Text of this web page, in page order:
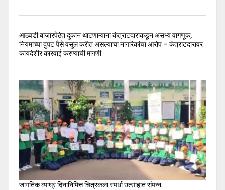
आठवडी बाजारपेठेत दुकान थाटणाऱ्याना कंत्राटदाराकडून असभ्य वागणूक,
नियमाच्या दुपट पैसे वसुल करीत असल्याचा नागरिकांचा आरोप – कंत्राटदारावर
कायदेशीर कारवाई करण्याची मागणी
जागतिक व्याघ्र दिनानिमित्त चित्रकला स्पर्धा उत्साहात संपन्न.